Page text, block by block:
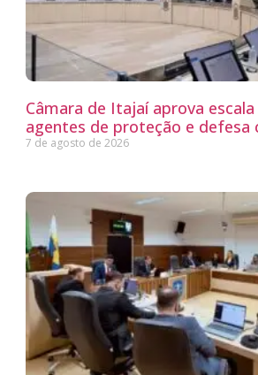
Câmara de Itajaí aprova
agentes de proteção e defesa
7 de agosto de 2026